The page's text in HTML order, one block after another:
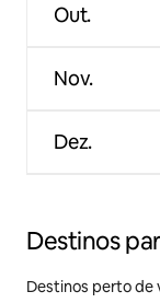
Out.
Nov.
Dez.
Destinos
Destinos perto de